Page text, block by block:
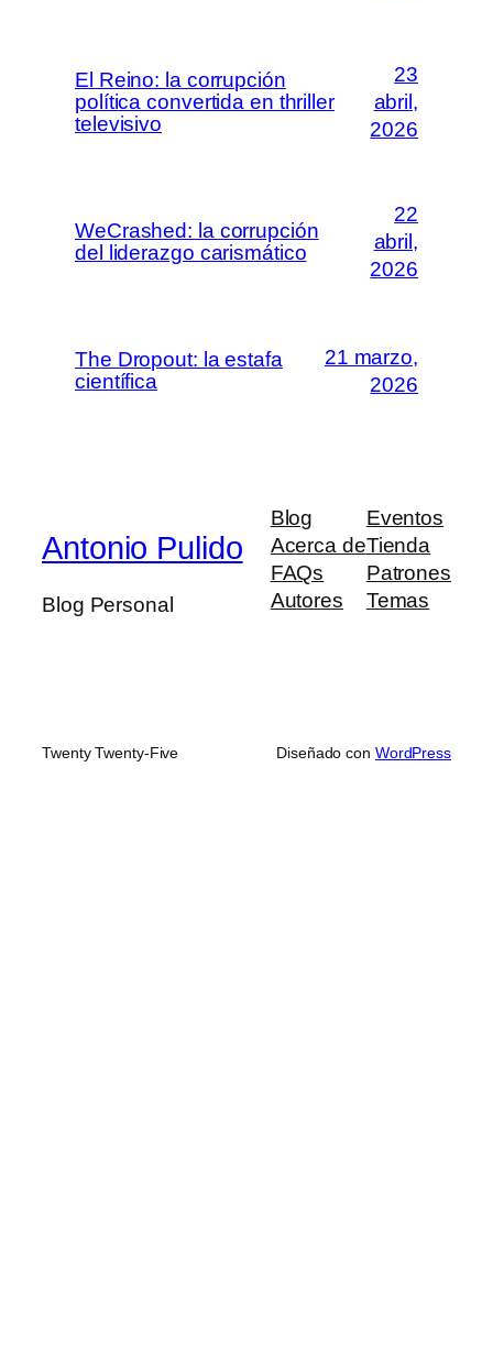
El Reino: la corrupción
política convertida en thriller
televisivo
23
abril,
2026
WeCrashed: la corrupción
del liderazgo carismático
22
abril,
2026
The Dropout: la estafa
científica
21 marzo,
2026
Antonio Pulido
Blog Personal
Blog
Acerca de
FAQs
Autores
Eventos
Tienda
Patrones
Temas
Twenty Twenty-Five Diseñado con WordPress